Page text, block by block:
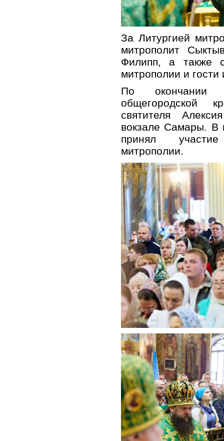
За Литургией
митрополит
Филипп, а также
митрополии и гости
По окончании
общегородской
святителя
вокзале Самары. В
принял
митрополии.